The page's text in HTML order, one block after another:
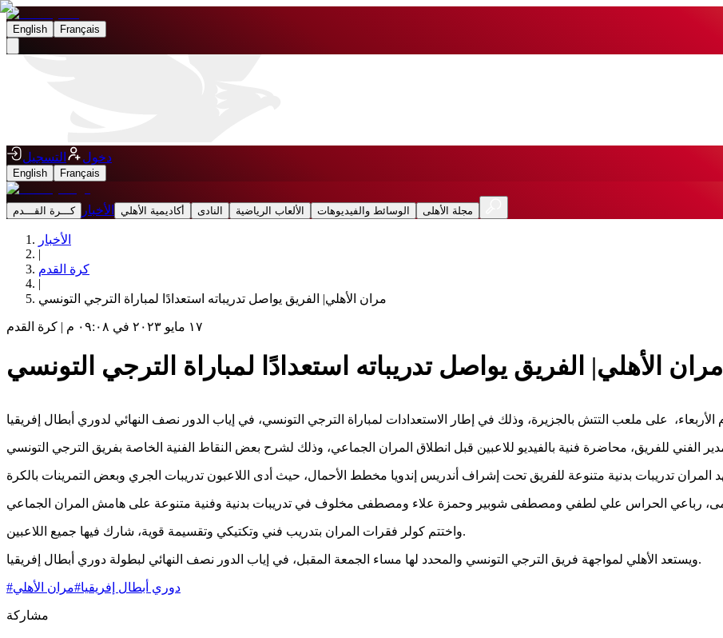
English Français
دخول التسجيل
English Français
كـــرة القـــدم الأخبار أكاديمية الأهلي النادى الألعاب الرياضية الوسائط والفيديوهات مجلة الأهلى
الأخبار
|
كرة القدم
|
مران الأهلي| الفريق يواصل تدريباته استعدادًا لمباراة الترجي التونسي
١٧ مايو ٢٠٢٣ في ٠٩:٠٨ م | كرة القدم
مران الأهلي| الفريق يواصل تدريباته استعدادًا لمباراة الترجي التونسي
واختتم كولر فقرات المران بتدريب فني وتكتيكي وتقسيمة قوية، شارك فيها جميع اللاعبين.
ويستعد الأهلي لمواجهة فريق الترجي التونسي والمحدد لها مساء الجمعة المقبل، في إياب الدور نصف النهائي لبطولة دوري أبطال إفريقيا.
# دوري أبطال إفريقيا#مران الأهلي
مشاركة